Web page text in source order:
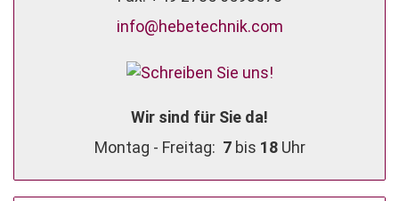
info@hebetechnik.com
Wir sind für Sie da!
Montag - Freitag: 7bis 18Uhr